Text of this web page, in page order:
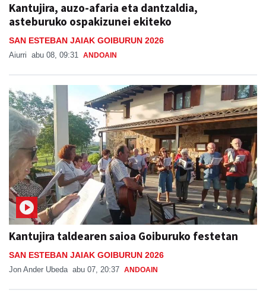
Kantujira, auzo-afaria eta dantzaldia,
asteburuko ospakizunei ekiteko
SAN ESTEBAN JAIAK GOIBURUN 2026
Aiurri abu 08, 09:31 ANDOAIN
Kantujira taldearen saioa Goiburuko festetan
SAN ESTEBAN JAIAK GOIBURUN 2026
Jon Ander Ubeda abu 07, 20:37 ANDOAIN